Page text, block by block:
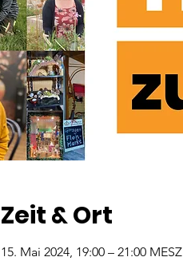
Zeit & Ort
15. Mai 2024, 19:00 – 21:00 MESZ